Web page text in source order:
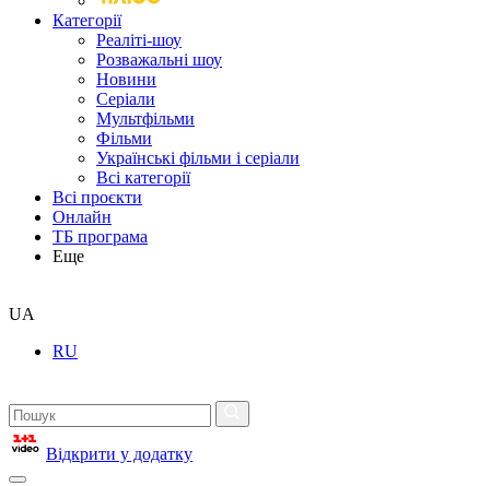
Категорії
Реаліті-шоу
Розважальні шоу
Новини
Серіали
Мультфільми
Фільми
Українські фільми і серіали
Всі категорії
Всі проєкти
Онлайн
ТБ програма
Еще
UA
RU
Відкрити у додатку